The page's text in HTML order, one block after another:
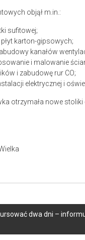
objął m.in.:
sufitowej;
karton-gipsowych;
kanałów
i malowanie
i zabudowę rur CO;
elektrycznej i
otrzymała nowe stoliki
dwa dni –